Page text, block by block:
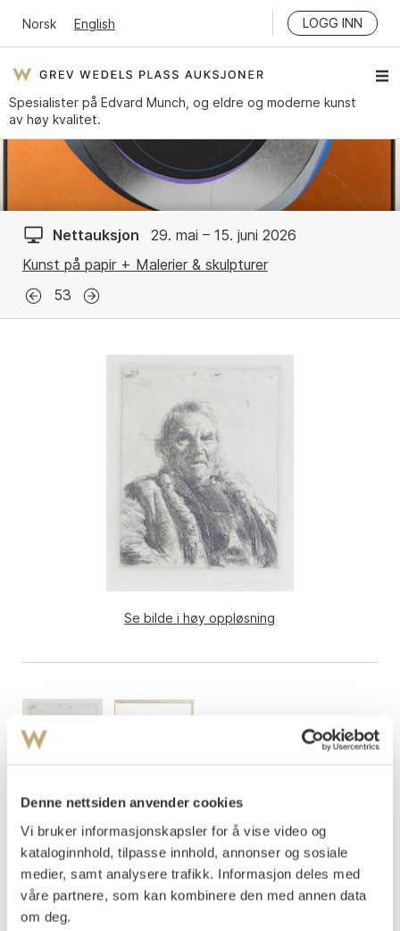
Denne nettsiden anvender cookies
Vi bruker informasjonskapsler for å vise video og
kataloginnhold, tilpasse innhold, annonser og sosiale
medier, samt analysere trafikk. Informasjon deles med
våre partnere, som kan kombinere den med annen data
om deg.
Norsk English LOGG INN
Spesialister på Edvard Munch, og eldre og moderne kunst
av høy kvalitet.
Nettauksjon
29. mai – 15. juni 2026
Kunst på papir + Malerier & skulpturer
53
Se bilde i høy oppløsning
Zorn, Anders (1860-1920 )
Gammal Knekt (Prinsen) 1911
Radering
Motivet: 13,5x10,5